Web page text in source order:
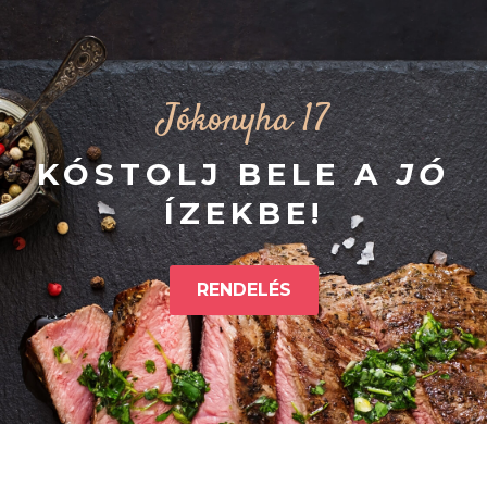
Jókonyha 17
KÓSTOLJ BELE AJÓ
ÍZEKBE!
RENDELÉS